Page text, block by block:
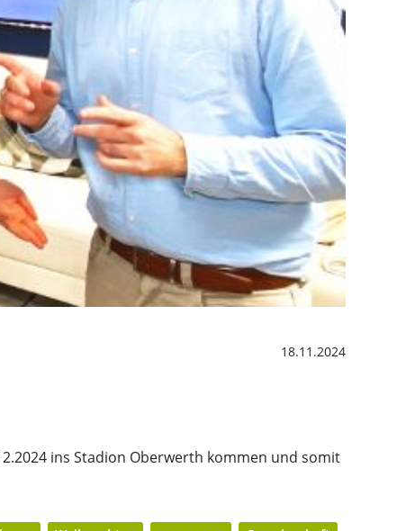
18.11.2024
ins Stadion Oberwerth kommen und somit